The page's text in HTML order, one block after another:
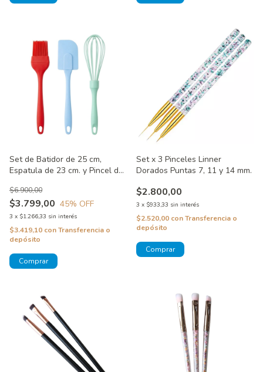
Set de Batidor de 25 cm,
Espatula de 23 cm. y Pincel de
Verde
$3.799,00
$6.900,00
45% OFF
3 x $1.266,33 sin interés
$3.419,10 conTransferencia o
depósito
Set x 3 Pinceles Linner
Dorados Puntas 7, 11 y 14 mm.
$2.800,00
3 x $933,33 sin interés
$2.520,00 conTransferencia o
depósito